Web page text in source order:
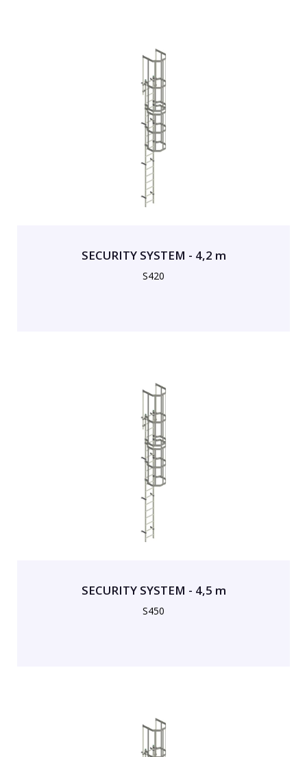
SECURITY SYSTEM - 4,2 m
S420
SECURITY SYSTEM - 4,5 m
S450